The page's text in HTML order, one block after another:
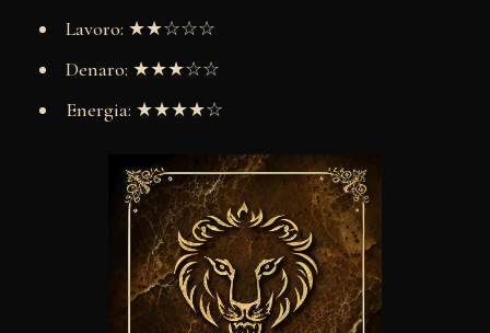
Lavoro: ★★☆☆☆
Denaro: ★★★☆☆
Energia: ★★★★☆